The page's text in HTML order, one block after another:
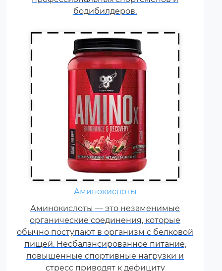
бодибилдеров.
принимать специальные
Аминокислоты
Аминокислоты — это незаменимые
органические соединения, которые
обычно поступают в организм с белковой
пищей. Несбалансированное питание,
повышенные спортивные нагрузки и
стресс приводят к дефициту
Жиросжигатели относятся к
добавок, которые способствуют
улучшению результатов
тренировок и помогают
избавляться от лишнего жира,
используя его в качестве